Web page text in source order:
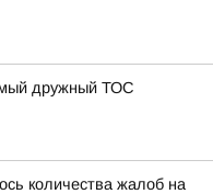
дружный ТОС
количества жалоб на